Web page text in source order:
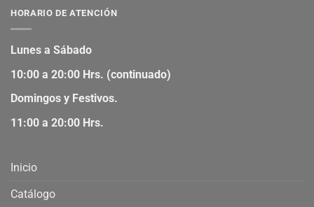
HORARIO DE ATENCIÓN
Lunes a Sábado
10:00 a 20:00 Hrs. (continuado)
Domingos y Festivos.
11:00 a 20:00 Hrs.
Inicio
Catálogo